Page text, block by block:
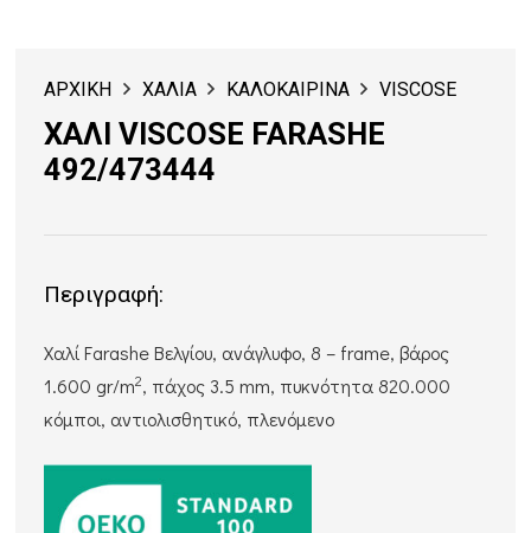
ΑΡΧΙΚΗ ΧΑΛΙΑ ΚΑΛΟΚΑΙΡΙΝΑ VISCOSE
ΧΑΛΙ VISCOSE FARASHE
492/473444
Περιγραφή:
Χαλί Farashe Βελγίου, ανάγλυφο, 8 – frame, βάρος
1.600 gr/m2, πάχος 3.5 mm, πυκνότητα 820.000
κόμποι, αντιολισθητικό, πλενόμενο